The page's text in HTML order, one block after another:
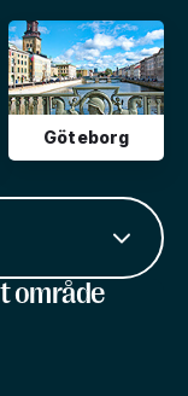
Göteborg
område